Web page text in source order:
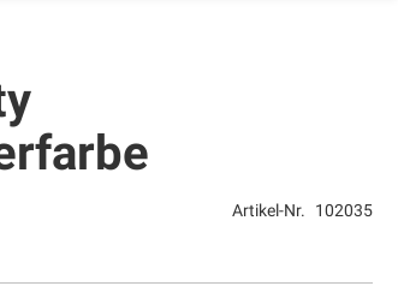
Artikel-Nr. 102035